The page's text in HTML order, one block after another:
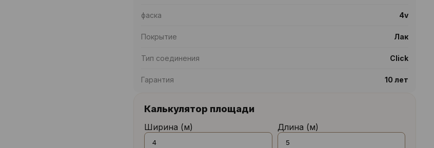
фаска 4v
Покрытие Лак
Тип соединения Click
Гарантия 10 лет
Калькулятор площади
Ширина (м) Длина (м)